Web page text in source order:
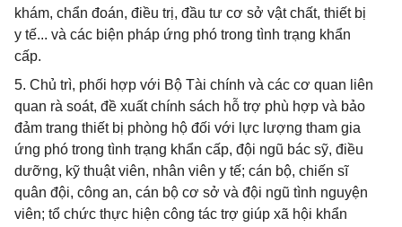
khám, chẩn đoán, điều trị, đầu tư cơ sở vật chất, thiết bị
y tế... và các biện pháp ứng phó trong tình trạng khẩn
cấp.
5. Chủ trì, phối hợp với Bộ Tài chính và các cơ quan liên
quan rà soát, đề xuất chính sách hỗ trợ phù hợp và bảo
đảm trang thiết bị phòng hộ đối với lực lượng tham gia
ứng phó trong tình trạng khẩn cấp, đội ngũ bác sỹ, điều
dưỡng, kỹ thuật viên, nhân viên y tế; cán bộ, chiến sĩ
quân đội, công an, cán bộ cơ sở và đội ngũ tình nguyện
viên; tổ chức thực hiện công tác trợ giúp xã hội khẩn